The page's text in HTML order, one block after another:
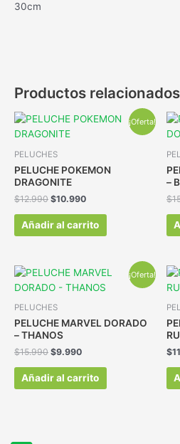
30cm
Productos relacionados
¡Oferta!
PELUCHES
PELUCHE POKEMON
DRAGONITE
$12.990 $10.990
Añadir al carrito
–
$
¡Oferta!
PELUCHES
PELUCHE MARVEL DORADO
– THANOS
$15.990 $9.990
Añadir al carrito
$